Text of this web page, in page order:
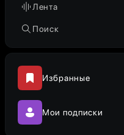
Лента
Поиск
Избранные
Мои подписки